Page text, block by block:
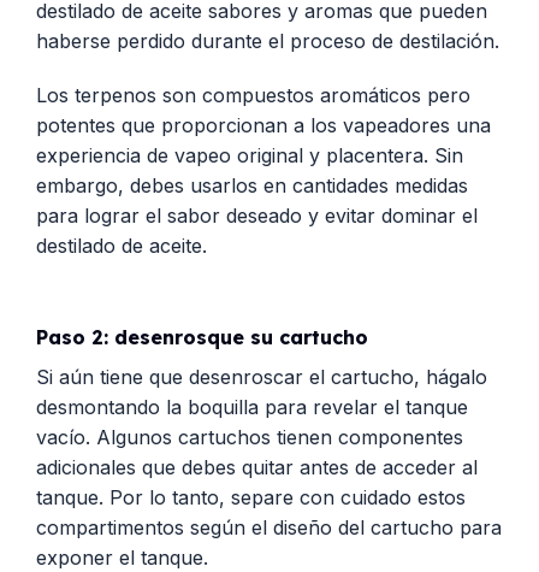
destilado de aceite sabores y aromas que pueden
haberse perdido durante el proceso de destilación.
Los terpenos son compuestos aromáticos pero
potentes que proporcionan a los vapeadores una
experiencia de vapeo original y placentera. Sin
embargo, debes usarlos en cantidades medidas
para lograr el sabor deseado y evitar dominar el
destilado de aceite.
Paso 2: desenrosque su cartucho
Si aún tiene que desenroscar el cartucho, hágalo
desmontando la boquilla para revelar el tanque
vacío. Algunos cartuchos tienen componentes
adicionales que debes quitar antes de acceder al
tanque. Por lo tanto, separe con cuidado estos
compartimentos según el diseño del cartucho para
exponer el tanque.